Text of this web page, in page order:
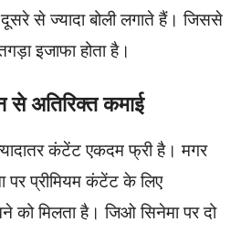
से ज्यादा बोली लगाते हैं। जिससे
इजाफा होता है।
से अतिरिक्त कमाई
कंटेंट एकदम फ्री है। मगर
प्रीमियम कंटेंट के लिए
को मिलता है। जिओ सिनेमा पर दो